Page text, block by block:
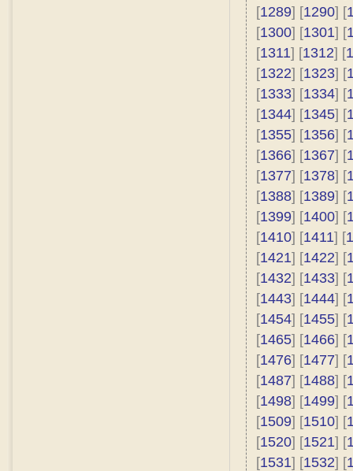
[1289] [1290] [
[1300] [1301] [
[1311] [1312] [
[1322] [1323] [
[1333] [1334] [
[1344] [1345] [
[1355] [1356] [
[1366] [1367] [
[1377] [1378] [
[1388] [1389] [
[1399] [1400] [
[1410] [1411] [
[1421] [1422] [
[1432] [1433] [
[1443] [1444] [
[1454] [1455] [
[1465] [1466] [
[1476] [1477] [
[1487] [1488] [
[1498] [1499] [
[1509] [1510] [
[1520] [1521] [
[1531] [1532] [